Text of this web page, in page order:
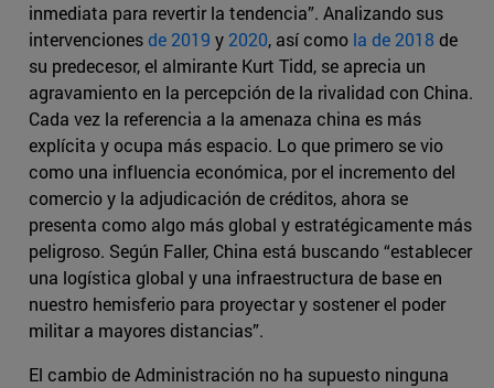
inmediata para revertir la tendencia”. Analizando sus
intervencionesde 2019 y 2020, así como la de 2018 de
su predecesor, el almirante Kurt Tidd, se aprecia un
agravamiento en la percepción de la rivalidad con China.
Cada vez la referencia a la amenaza china es más
explícita y ocupa más espacio. Lo que primero se vio
como una influencia económica, por el incremento del
comercio y la adjudicación de créditos, ahora se
presenta como algo más global y estratégicamente más
peligroso. Según Faller, China está buscando “establecer
una logística global y una infraestructura de base en
nuestro hemisferio para proyectar y sostener el poder
militar a mayores distancias”.
El cambio de Administración no ha supuesto ninguna